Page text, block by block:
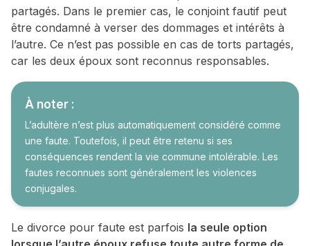
partagés. Dans le premier cas, le conjoint fautif peut
être condamné à verser des dommages et intérêts à
l’autre. Ce n’est pas possible en cas de torts partagés,
car les deux époux sont reconnus responsables.
À noter :
L’adultère n’est plus automatiquement considéré comme
une faute. Toutefois, il peut être retenu si ses
conséquences rendent la vie commune intolérable. Les
fautes reconnues sont généralement les violences
conjugales.
Le divorce pour faute est parfois la seule option